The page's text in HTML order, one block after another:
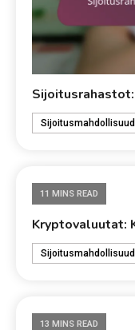
11 MINS READ
Kryptovaluutat:
13 MINS READ